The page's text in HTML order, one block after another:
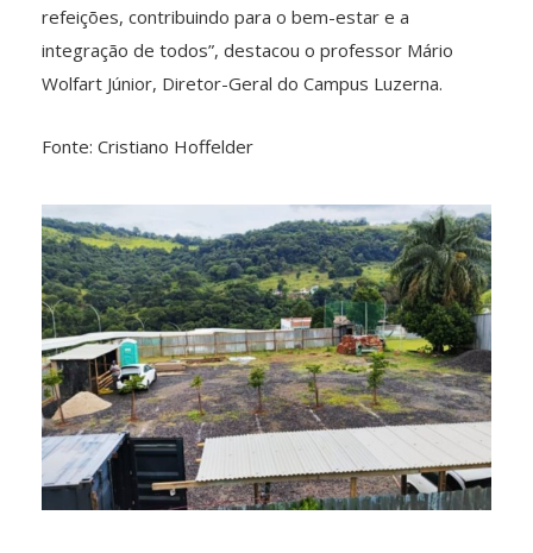
refeições, contribuindo para o bem-estar e a
integração de todos”, destacou o professor Mário
Wolfart Júnior, Diretor-Geral do Campus Luzerna.
Fonte: Cristiano Hoffelder